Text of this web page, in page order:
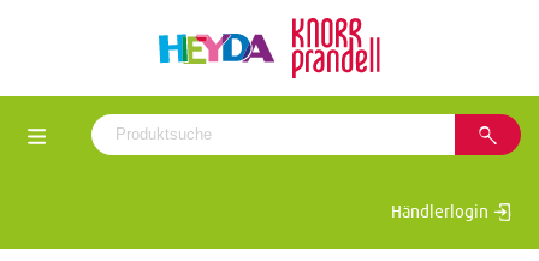
Händlerlogin